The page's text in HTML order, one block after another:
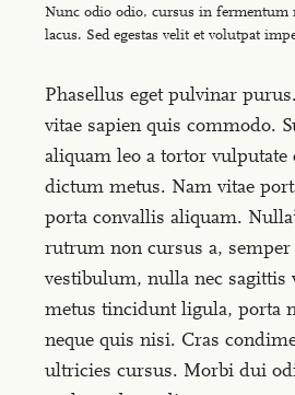
Nunc odio odio, cursus in fermentum
lacus. Sed egestas velit et volutpat
Phasellus eget pulvinar
vitae sapien quis commodo.
aliquam leo a tortor vulputate
dictum metus. Nam vitae
porta convallis aliquam. Nulla
rutrum non cursus a,
vestibulum, nulla nec sagittis
metus tincidunt ligula, porta
neque quis nisi. Cras
ultricies cursus. Morbi dui